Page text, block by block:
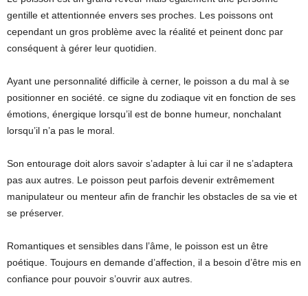
gentille et attentionnée envers ses proches. Les poissons ont
cependant un gros problème avec la réalité et peinent donc par
conséquent à gérer leur quotidien.
Ayant une personnalité difficile à cerner, le poisson a du mal à se
positionner en société. ce signe du zodiaque vit en fonction de ses
émotions, énergique lorsqu’il est de bonne humeur, nonchalant
lorsqu’il n’a pas le moral.
Son entourage doit alors savoir s’adapter à lui car il ne s’adaptera
pas aux autres. Le poisson peut parfois devenir extrêmement
manipulateur ou menteur afin de franchir les obstacles de sa vie et
se préserver.
Romantiques et sensibles dans l’âme, le poisson est un être
poétique. Toujours en demande d’affection, il a besoin d’être mis en
confiance pour pouvoir s’ouvrir aux autres.